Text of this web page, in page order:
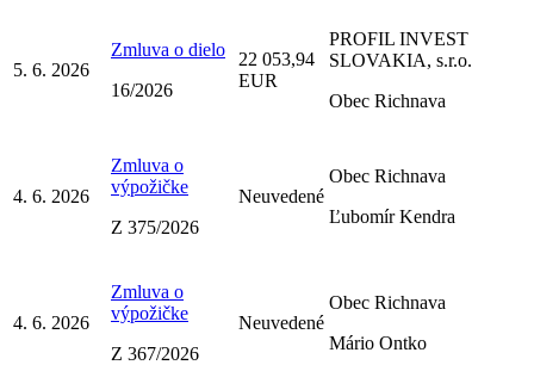
5. 6. 2026
Zmluva o dielo
16/2026
22 053,94
EUR
PROFIL INVEST
SLOVAKIA, s.r.o.
Obec Richnava
4. 6. 2026
Zmluva o
výpožičke
Z 375/2026
Neuvedené
Obec Richnava
Ľubomír Kendra
4. 6. 2026
Zmluva o
výpožičke
Z 367/2026
Neuvedené
Obec Richnava
Mário Ontko